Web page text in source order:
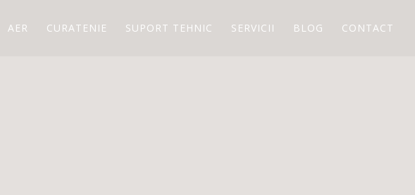
AER CURATENIE SUPORT TEHNIC SERVICII BLOG CONTACT